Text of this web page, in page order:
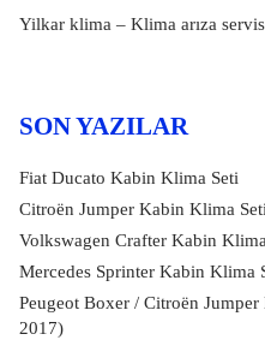
Yilkar klima – Klima arıza
SON YAZILAR
Fiat Ducato Kabin Klima Seti
Citroën Jumper Kabin Klima Seti
Volkswagen Crafter Kabin
Mercedes Sprinter Kabin Klima
Peugeot Boxer / Citroën
2017)